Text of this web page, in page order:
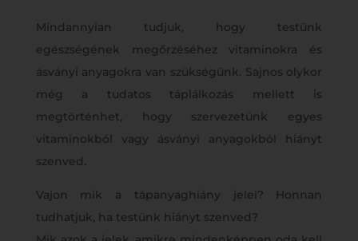
Mindannyian tudjuk, hogy testünk
egészségének megőrzéséhez vitaminokra és
ásványi anyagokra van szükségünk. Sajnos olykor
még a tudatos táplálkozás mellett is
megtörténhet, hogy szervezetünk egyes
vitaminokból vagy ásványi anyagokból hiányt
szenved.
Vajon mik a tápanyaghiány jelei? Honnan
tudhatjuk, ha testünk hiányt szenved?